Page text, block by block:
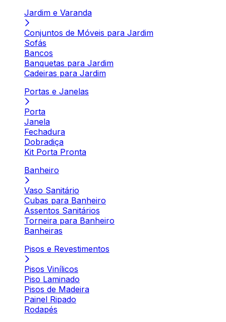
Jardim e Varanda
Conjuntos de Móveis para Jardim
Sofás
Bancos
Banquetas para Jardim
Cadeiras para Jardim
Portas e Janelas
Porta
Janela
Fechadura
Dobradiça
Kit Porta Pronta
Banheiro
Vaso Sanitário
Cubas para Banheiro
Assentos Sanitários
Torneira para Banheiro
Banheiras
Pisos e Revestimentos
Pisos Vinílicos
Piso Laminado
Pisos de Madeira
Painel Ripado
Rodapés